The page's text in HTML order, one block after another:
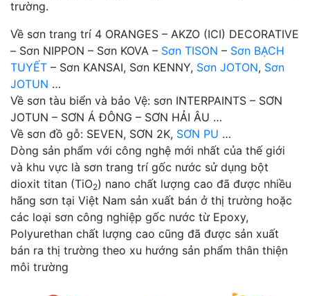
trường.
Về sơn trang trí 4 ORANGES – AKZO (ICI) DECORATIVE
– Sơn NIPPON – Sơn KOVA – Sơn TISON – Sơn BẠCH
TUYẾT – Sơn KANSAI, Sơn KENNY, Sơn JOTON, Sơn
JOTUN …
Về sơn tàu biển và bảo Vệ: sơn INTERPAINTS – SƠN
JOTUN – SƠN Á ĐÔNG – SƠN HẢI ÂU …
Về sơn đồ gỗ: SEVEN, SƠN 2K, SƠN PU …
Dòng sản phẩm với công nghệ mới nhất của thế giới
và khu vực là sơn trang trí gốc nước sử dụng bột
dioxit titan (TiO2) nano chất lượng cao đã được nhiều
hãng sơn tại Việt Nam sản xuất bán ở thị trường hoặc
các loại sơn công nghiệp gốc nước từ Epoxy,
Polyurethan chất lượng cao cũng đã được sản xuất
bán ra thị trường theo xu hướng sản phẩm thân thiện
môi trường